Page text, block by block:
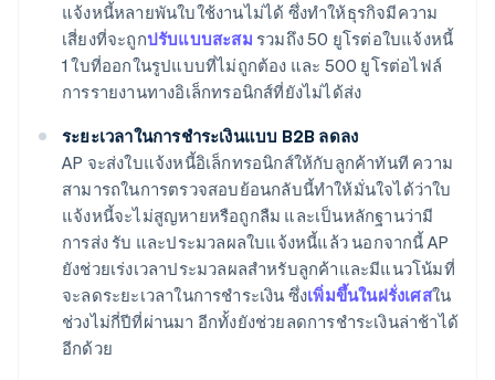
แจ้งหนี้หลายพันใบใช้งานไม่ได้ ซึ่งทำให้ธุรกิจมีความ
เสี่ยงที่จะถูกปรับแบบสะสม รวมถึง 50 ยูโรต่อใบแจ้งหนี้
1 ใบที่ออกในรูปแบบที่ไม่ถูกต้อง และ 500 ยูโรต่อไฟล์
การรายงานทางอิเล็กทรอนิกส์ที่ยังไม่ได้ส่ง
ระยะเวลาในการชำระเงินแบบ B2B ลดลง
AP จะส่งใบแจ้งหนี้อิเล็กทรอนิกส์ให้กับลูกค้าทันที ความ
สามารถในการตรวจสอบย้อนกลับนี้ทำให้มั่นใจได้ว่าใบ
แจ้งหนี้จะไม่สูญหายหรือถูกลืม และเป็นหลักฐานว่ามี
การส่ง รับ และประมวลผลใบแจ้งหนี้แล้ว นอกจากนี้ AP
ยังช่วยเร่งเวลาประมวลผลสำหรับลูกค้าและมีแนวโน้มที่
จะลดระยะเวลาในการชำระเงิน ซึ่งเพิ่มขึ้นในฝรั่งเศสใน
ช่วงไม่กี่ปีที่ผ่านมา อีกทั้งยังช่วยลดการชำระเงินล่าช้าได้
อีกด้วย